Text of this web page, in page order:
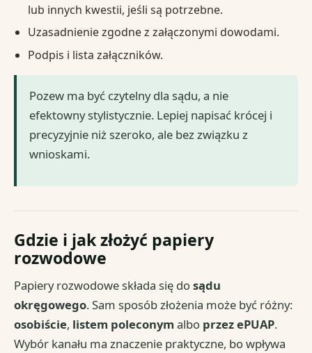
lub innych kwestii, jeśli są potrzebne.
Uzasadnienie zgodne z załączonymi dowodami.
Podpis i lista załączników.
Pozew ma być czytelny dla sądu, a nie
efektowny stylistycznie. Lepiej napisać krócej i
precyzyjnie niż szeroko, ale bez związku z
wnioskami.
Gdzie i jak złożyć papiery
rozwodowe
Papiery rozwodowe składa się dosądu
okręgowego. Sam sposób złożenia może być różny:
osobiście, listem poleconym albo przez ePUAP.
Wybór kanału ma znaczenie praktyczne, bo wpływa